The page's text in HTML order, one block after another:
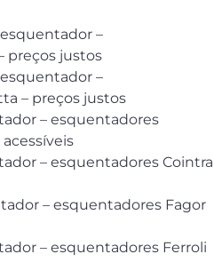
–
preços justos
–
– preços justos
– esquentadores
– esquentadores Cointra
– esquentadores Fagor
– esquentadores Ferroli